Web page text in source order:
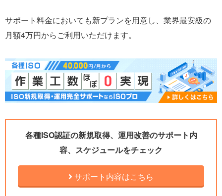
サポート料金においても新プランを用意し、業界最安級の
月額4万円からご利用いただけます。
各種ISO認証の新規取得、運用改善のサポート内
容、スケジュールをチェック
サポート内容はこちら